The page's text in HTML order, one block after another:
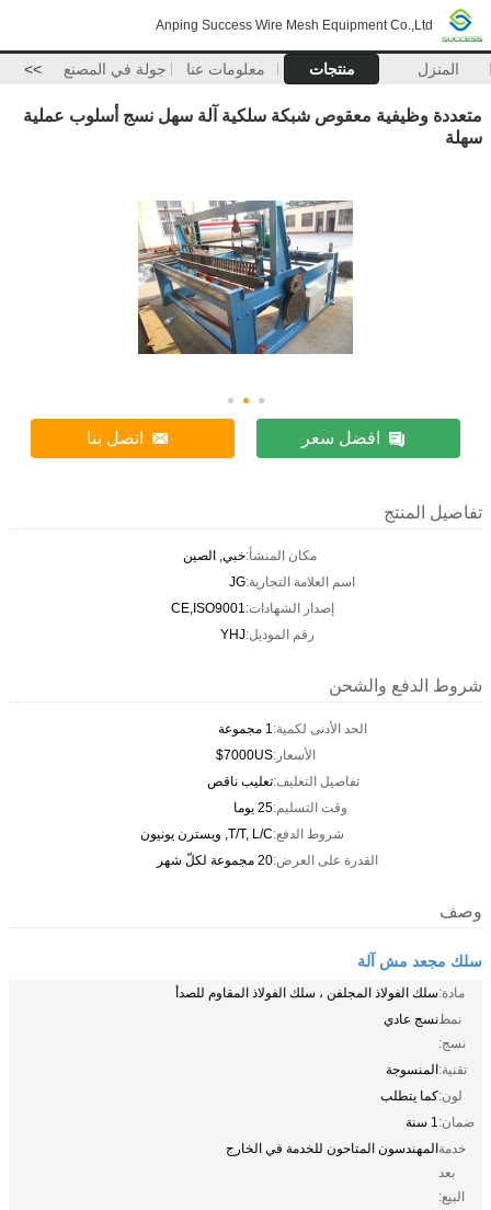
Anping Success Wire Mesh Equipment Co.,Ltd
المنزل منتجات معلومات عنا جولة في المصنع >>
متعددة وظيفية معقوص شبكة سلكية آلة سهل نسج أسلوب عملية
سهلة
افضل سعر اتصل بنا
تفاصيل المنتج
مكان المنشأ:خبي, الصين
اسم العلامة التجارية:JG
إصدار الشهادات:CE,ISO9001
رقم الموديل:YHJ
شروط الدفع والشحن
الحد الأدنى لكمية:1 مجموعة
الأسعار:7000US$
تفاصيل التغليف:تعليب ناقص
وقت التسليم:25 يوما
شروط الدفع:T/T, L/C, ويسترن يونيون
القدرة على العرض:20 مجموعة لكلّ شهر
وصف
سلك مجعد مش آلة
مادة:سلك الفولاذ المجلفن ، سلك الفولاذ المقاوم للصدأ
نمط
نسج:
نسج عادي
تقنية:المنسوجة
لون:كما يتطلب
ضمان:1 سنة
خدمة
بعد
البيع:
المهندسون المتاحون للخدمة في الخارج